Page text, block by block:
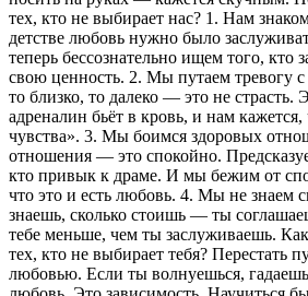
тех, кто не выбирает нас? 1. Нам
детстве любовь нужно было
теперь бессознательно ищем того, кто
свою ценность. 2. Мы путаем тревогу
то близко, то далеко — это не страсть.
адреналин бьёт в кровь, и нам
чувства». 3. Мы боимся здоровых
отношения — это спокойно.
кто привык к драме. И мы бежим от
что это и есть любовь. 4. Мы не знаем
знаешь, сколько стоишь — ты
тебе меньше, чем ты заслуживаешь.
тех, кто не выбирает тебя? Перестать
любовью. Если ты волнуешься,